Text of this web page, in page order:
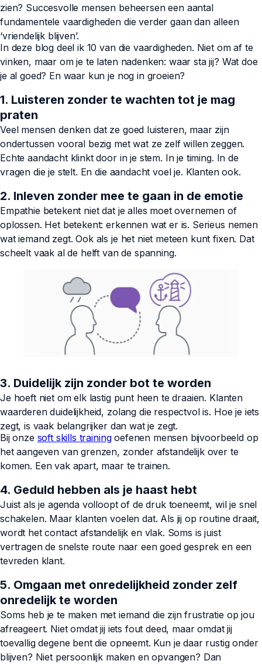
zien? Succesvolle mensen beheersen een aantal
fundamentele vaardigheden die verder gaan dan alleen
‘vriendelijk blijven’.
In deze blog deel ik 10 van die vaardigheden. Niet om af te
vinken, maar om je te laten nadenken: waar sta jij? Wat doe
je al goed? En waar kun je nog in groeien?
1. Luisteren zonder te wachten tot je mag
praten
Veel mensen denken dat ze goed luisteren, maar zijn
ondertussen vooral bezig met wat ze zelf willen zeggen.
Echte aandacht klinkt door in je stem. In je timing. In de
vragen die je stelt. En die aandacht voel je. Klanten ook.
2. Inleven zonder mee te gaan in de emotie
Empathie betekent niet dat je alles moet overnemen of
oplossen. Het betekent: erkennen wat er is. Serieus nemen
wat iemand zegt. Ook als je het niet meteen kunt fixen. Dat
scheelt vaak al de helft van de spanning.
3. Duidelijk zijn zonder bot te worden
Je hoeft niet om elk lastig punt heen te draaien. Klanten
waarderen duidelijkheid, zolang die respectvol is. Hoe je iets
zegt, is vaak belangrijker dan wat je zegt.
Bij onze soft skills trainingoefenen mensen bijvoorbeeld op
het aangeven van grenzen, zonder afstandelijk over te
komen. Een vak apart, maar te trainen.
4. Geduld hebben als je haast hebt
Juist als je agenda volloopt of de druk toeneemt, wil je snel
schakelen. Maar klanten voelen dat. Als jij op routine draait,
wordt het contact afstandelijk en vlak. Soms is juist
vertragen de snelste route naar een goed gesprek en een
tevreden klant.
5. Omgaan met onredelijkheid zonder zelf
onredelijk te worden
Soms heb je te maken met iemand die zijn frustratie op jou
afreageert. Niet omdat jij iets fout deed, maar omdat jij
toevallig degene bent die opneemt. Kun je daar rustig onder
blijven? Niet persoonlijk maken en opvangen? Dan